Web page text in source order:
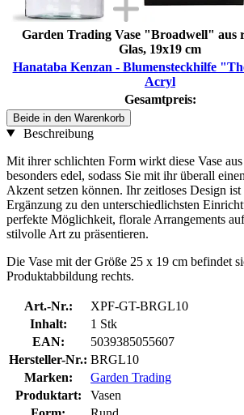
Garden Trading Vase "Broadwell" aus
Glas, 19x19 cm
Hanataba Kenzan - Blumensteckhilfe
Acryl
Gesamtpreis:
Beide in den Warenkorb
Beschreibung
Mit ihrer schlichten Form wirkt diese Vase
besonders edel, sodass Sie mit ihr überall
Akzent setzen können. Ihr zeitloses Design
Ergänzung zu den unterschiedlichsten
perfekte Möglichkeit, florale Arrangements
stilvolle Art zu präsentieren.
Die Vase mit der Größe 25 x 19 cm befindet
Produktabbildung rechts.
Art.-Nr.:
XPF-GT-BRGL10
Inhalt:
1 Stk
EAN:
5039385055607
Hersteller-Nr.: BRGL10
Marken:
Garden Trading
Produktart:
Vasen